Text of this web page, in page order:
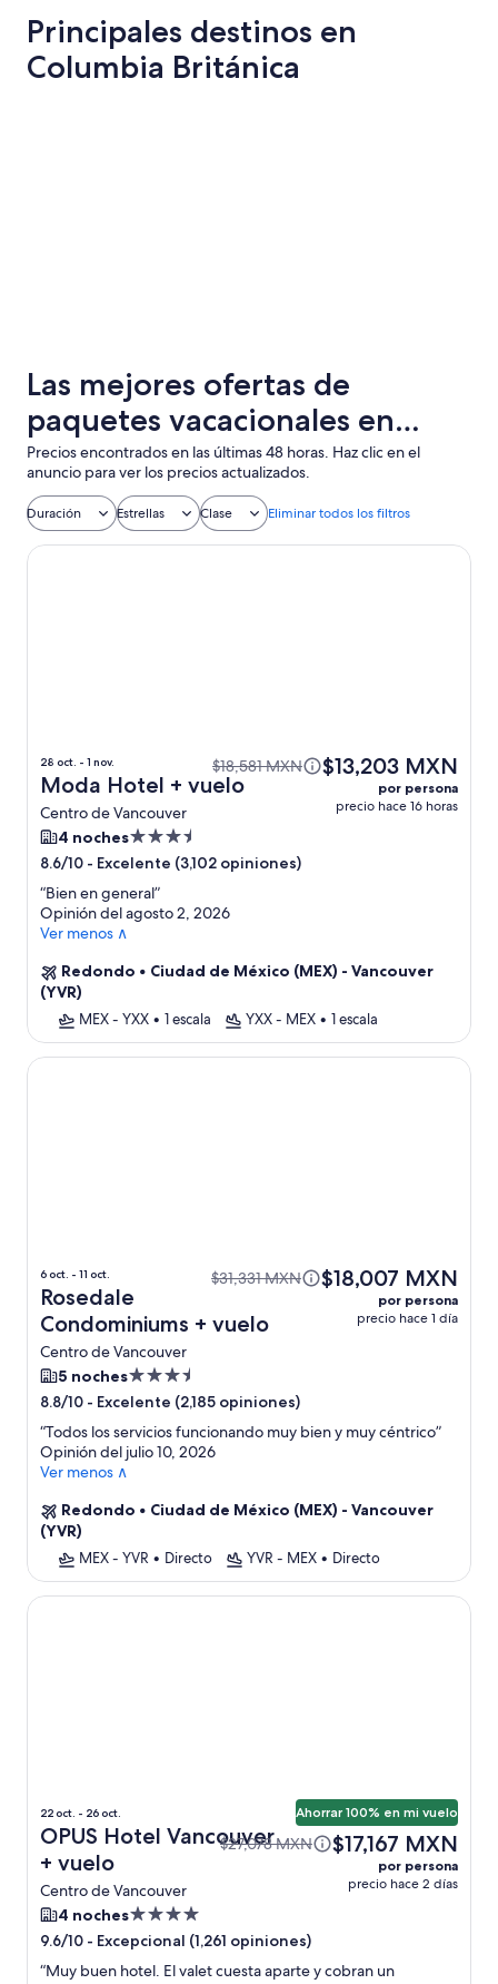
Principales destinos en
Columbia Británica
Las mejores ofertas de
paquetes vacacionales en
Columbia Británica con vuelo
+ hotel incluido
Precios encontrados en las últimas 48 horas. Haz clic en el
anuncio para ver los precios actualizados.
Duración Estrellas Clase Eliminar todos los filtros
28 oct. - 1 nov.
Moda Hotel + vuelo
Centro de Vancouver
$18,581 MXN $13,203 MXN
por persona
precio hace 16 horas
4 nochesPropiedad
de
3.5
estrellas
8.6/10 - Excelente (3,102 opiniones)
“Bien en general”
Opinión del agosto 2, 2026
Ver menos ∧
Redondo • Ciudad de México (MEX) - Vancouver
(YVR)
MEX - YXX • 1 escala YXX - MEX • 1 escala
Moda Hotel
6 oct. - 11 oct.
Rosedale
Condominiums + vuelo
Centro de Vancouver
$31,331 MXN $18,007 MXN
por persona
precio hace 1 día
5 nochesPropiedad
de
3.5
estrellas
8.8/10 - Excelente (2,185 opiniones)
“Todos los servicios funcionando muy bien y muy céntrico”
Opinión del julio 10, 2026
Ver menos ∧
Redondo • Ciudad de México (MEX) - Vancouver
(YVR)
MEX - YVR • Directo YVR - MEX • Directo
Rosedale Condominiums
22 oct. - 26 oct.
OPUS Hotel Vancouver
+ vuelo
Centro de Vancouver
Ahorrar 100% en mi vuelo
$27,078 MXN $17,167 MXN
por persona
precio hace 2 días
4 nochesPropiedad
de
4.0
9.6/10 - Excepcional (1,261 opiniones)
“Muy buen hotel. El valet cuesta aparte y cobran un
OPUS Hotel Vancouver